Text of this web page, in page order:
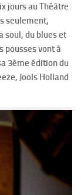
jours au Théâtre
seulement,
soul, du blues et
pousses vont à
3ème édition du
Jools Holland